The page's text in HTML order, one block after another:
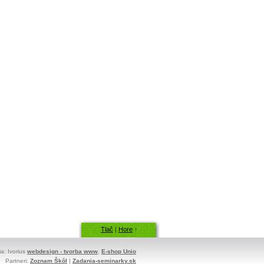
Tlač | Hore ↑
Ivorius webdesign - tvorba www E-shop Unio
Partneri: Zoznam Škôl | Zadania-seminarky.sk